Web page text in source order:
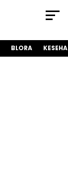
BLORA